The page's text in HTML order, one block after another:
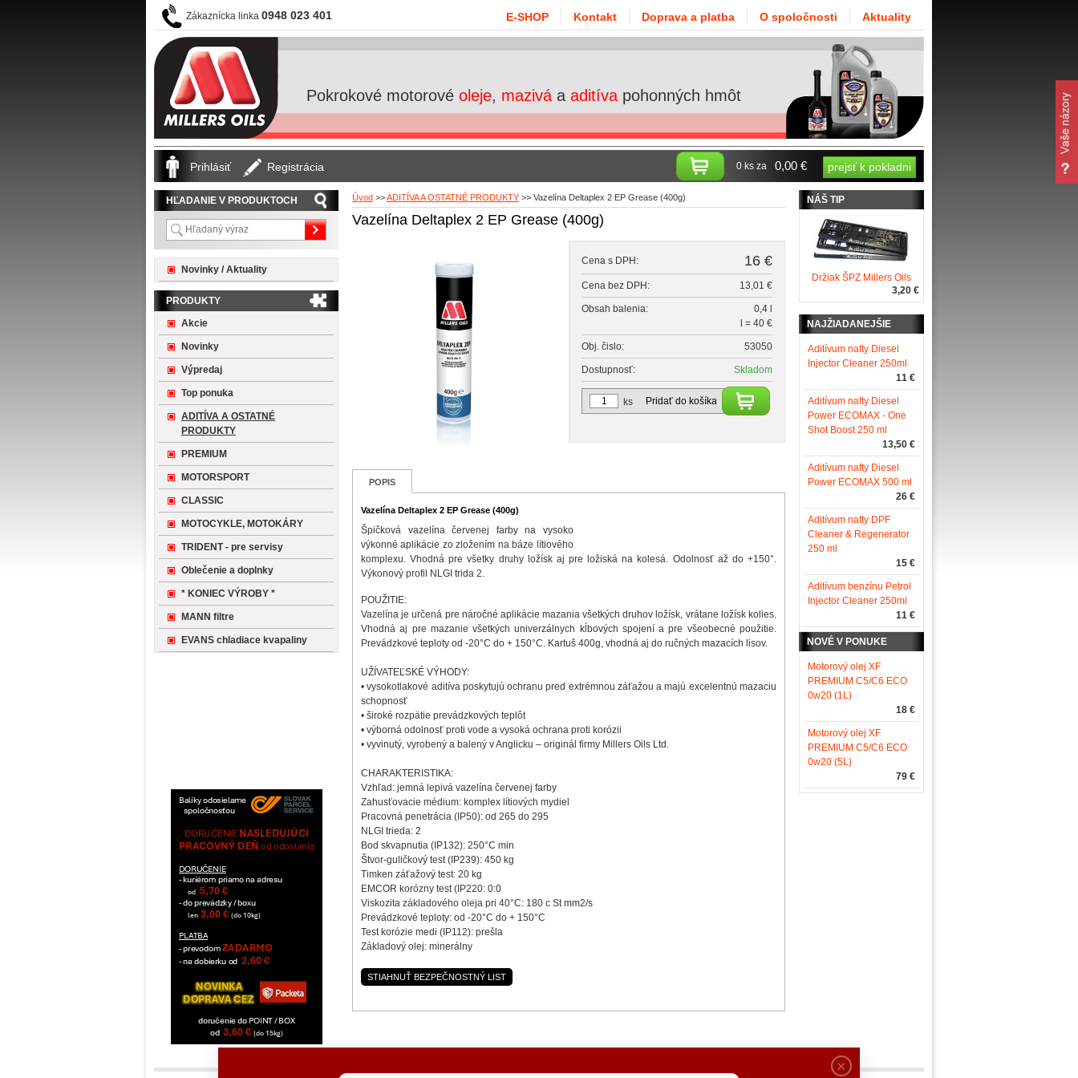
Zákaznícka linka 0948 023 401
Pokrokové motorové oleje, mazivá a aditíva pohonných hmôt
Úvod >>ADITÍVA A OSTATNÉ PRODUKTY >> Vazelína Deltaplex 2 EP Grease (400g)
Vazelína Deltaplex 2 EP Grease (400g)
Cena s DPH: 16 €
Cena bez DPH: 13,01 €
Obsah balenia:
0,4 l
l = 40 €
Obj. čislo: 53050
Dostupnosť: Skladom
Pridať do košíka
ks
POPIS
Vazelína Deltaplex 2 EP Grease (400g)
Špičková vazelína červenej farby na vysoko
výkonné aplikácie zo zložením na báze lítiového
komplexu. Vhodná pre všetky druhy ložísk aj pre ložiská na kolesá. Odolnosť až do +150°.
Výkonový profil NLGI trida 2.
POUŽITIE:
Vazelína je určená pre náročné aplikácie mazania všetkých druhov ložísk, vrátane ložísk kolies.
Vhodná aj pre mazanie všetkých univerzálnych kĺbových spojení a pre všeobecné použitie.
Prevádzkové teploty od -20°C do + 150°C. Kartuš 400g, vhodná aj do ručných mazacích lisov.
UŽÍVATEĽSKÉ VÝHODY:
• vysokotlakové aditíva poskytujú ochranu pred extrémnou záťažou a majú excelentnú mazaciu
schopnosť
• široké rozpätie prevádzkových teplôt
• výborná odolnosť proti vode a vysoká ochrana proti korózii
• vyvinutý, vyrobený a balený v Anglicku – originál firmy Millers Oils Ltd.
CHARAKTERISTIKA:
Vzhľad: jemná lepivá vazelína červenej farby
Zahusťovacie médium: komplex lítiových mydiel
Pracovná penetrácia (IP50): od 265 do 295
NLGI trieda: 2
Bod skvapnutia (IP132): 250°C min
Štvor-guličkový test (IP239): 450 kg
Timken záťažový test: 20 kg
EMCOR korózny test (IP220: 0:0
Viskozita základového oleja pri 40°C: 180 c St mm2/s
Prevádzkové teploty: od -20°C do + 150°C
Test korózie medi (IP112): prešla
Základový olej: minerálny
STIAHNUŤ BEZPEČNOSTNÝ LIST
HĽADANIE V PRODUKTOCH
Novinky / Aktuality
PRODUKTY
Akcie
Novinky
Výpredaj
Top ponuka
ADITÍVA A OSTATNÉ
PRODUKTY
PREMIUM
MOTORSPORT
CLASSIC
MOTOCYKLE, MOTOKÁRY
TRIDENT - pre servisy
Oblečenie a doplnky
* KONIEC VÝROBY *
MANN filtre
EVANS chladiace kvapaliny
NÁŠ TIP
Držiak ŠPZ Millers Oils
3,20 €
NAJŽIADANEJŠIE
Aditívum nafty Diesel
Injector Cleaner 250ml
11 €
Aditívum nafty Diesel
Power ECOMAX - One
Shot Boost 250 ml
13,50 €
Aditívum nafty Diesel
Power ECOMAX 500 ml
26 €
Aditívum nafty DPF
Cleaner & Regenerator
250 ml
15 €
Aditívum benzínu Petrol
Injector Cleaner 250ml
11 €
NOVÉ V PONUKE
Motorový olej XF
PREMIUM C5/C6 ECO
0w20 (1L)
18 €
Motorový olej XF
PREMIUM C5/C6 ECO
0w20 (5L)
79 €
E-SHOP Kontakt Doprava a platba O spoločnosti Aktuality
Prihlásiť Registrácia 0 ks za 0,00 € prejsť k pokladni